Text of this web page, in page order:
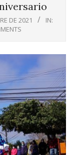
DE 2021
IN: